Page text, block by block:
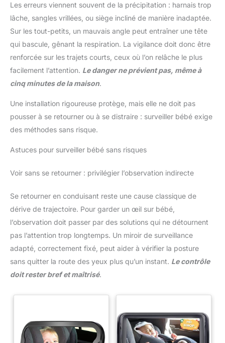
Les erreurs viennent souvent de la précipitation : harnais trop
lâche, sangles vrillées, ou siège incliné de manière inadaptée.
Sur les tout-petits, un mauvais angle peut entraîner une tête
qui bascule, gênant la respiration. La vigilance doit donc être
renforcée sur les trajets courts, ceux où l’on relâche le plus
facilement l’attention. Le danger ne prévient pas, même à
cinq minutes de la maison.
Une installation rigoureuse protège, mais elle ne doit pas
pousser à se retourner ou à se distraire : surveiller bébé exige
des méthodes sans risque.
Astuces pour surveiller bébé sans risques
Voir sans se retourner : privilégier l’observation indirecte
Se retourner en conduisant reste une cause classique de
dérive de trajectoire. Pour garder un œil sur bébé,
l’observation doit passer par des solutions qui ne détournent
pas l’attention trop longtemps. Un miroir de surveillance
adapté, correctement fixé, peut aider à vérifier la posture
sans quitter la route des yeux plus qu’un instant. Le contrôle
doit rester bref et maîtrisé.